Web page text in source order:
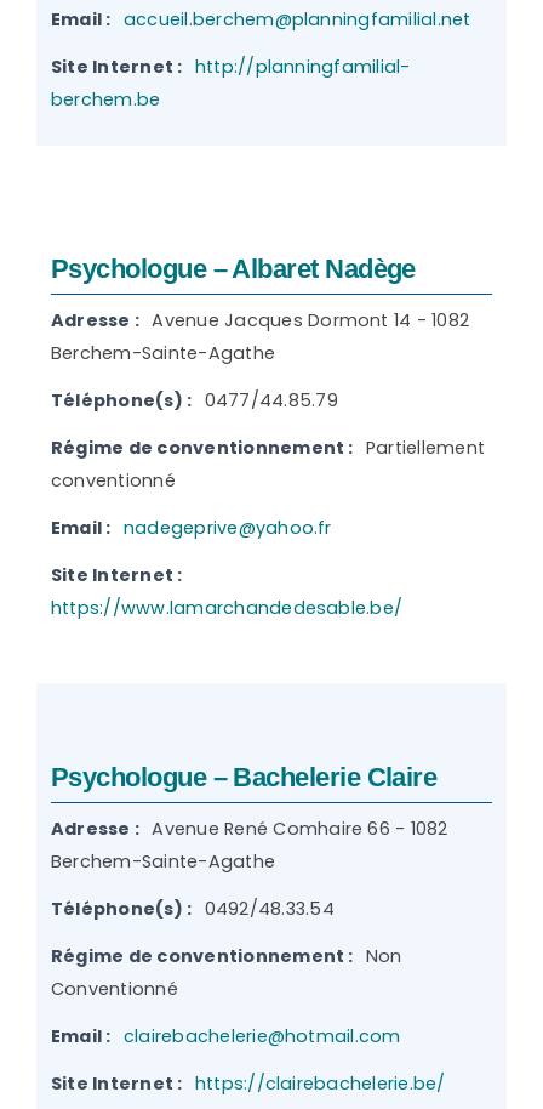
Email : accueil.berchem@planningfamilial.net
Site Internet : http://planningfamilial-
berchem.be
Psychologue – Albaret Nadège
Adresse : Avenue Jacques Dormont 14 - 1082
Berchem-Sainte-Agathe
Téléphone(s) : 0477/44.85.79
Régime de conventionnement : Partiellement
conventionné
Email : nadegeprive@yahoo.fr
Site Internet :
https://www.lamarchandedesable.be/
Psychologue – Bachelerie Claire
Adresse : Avenue René Comhaire 66 - 1082
Berchem-Sainte-Agathe
Téléphone(s) : 0492/48.33.54
Régime de conventionnement : Non
Conventionné
Email : clairebachelerie@hotmail.com
Site Internet : https://clairebachelerie.be/